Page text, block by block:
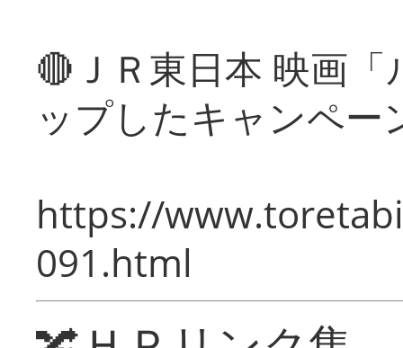
🔴ＪＲ東日本 映画
ップしたキャンペー
https://
091.html